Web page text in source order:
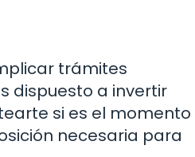
trámites
dispuesto a invertir
si es el momento
necesaria para